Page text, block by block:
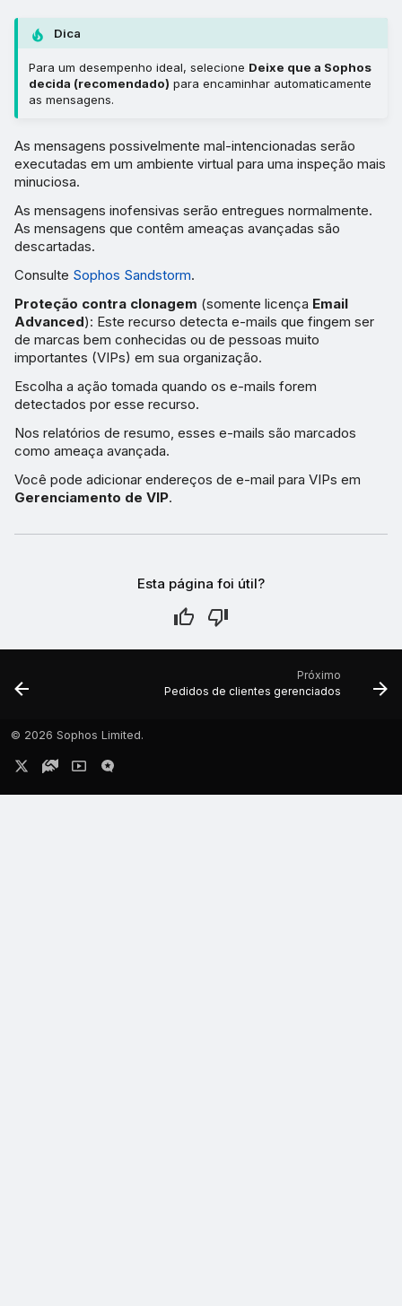
Dica
Para um desempenho ideal, selecione Deixe que a Sophos
decida (recomendado) para encaminhar automaticamente
as mensagens.
As mensagens possivelmente mal-intencionadas serão
executadas em um ambiente virtual para uma inspeção mais
minuciosa.
As mensagens inofensivas serão entregues normalmente.
As mensagens que contêm ameaças avançadas são
descartadas.
Consulte Sophos Sandstorm.
Proteção contra clonagem (somente licença Email
Advanced): Este recurso detecta e-mails que fingem ser
de marcas bem conhecidas ou de pessoas muito
importantes (VIPs) em sua organização.
Escolha a ação tomada quando os e-mails forem
detectados por esse recurso.
Nos relatórios de resumo, esses e-mails são marcados
como ameaça avançada.
Você pode adicionar endereços de e-mail para VIPs em
Gerenciamento de VIP.
Esta página foi útil?
Próximo
Pedidos de clientes gerenciados
© 2026 Sophos Limited.